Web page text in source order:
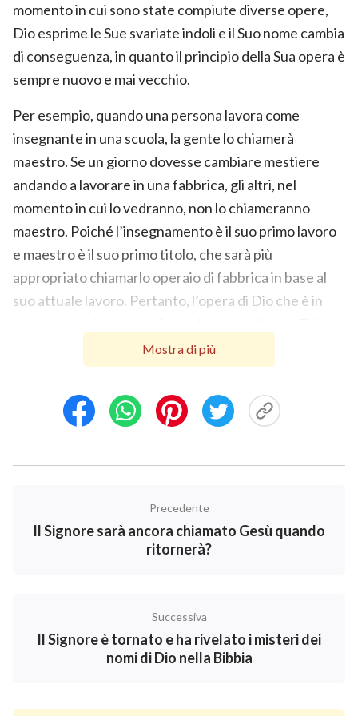
momento in cui sono state compiute diverse opere,
Dio esprime le Sue svariate indoli e il Suo nome cambia
di conseguenza, in quanto il principio della Sua opera è
sempre nuovo e mai vecchio.
Per esempio, quando una persona lavora come
insegnante in una scuola, la gente lo chiamerà
maestro. Se un giorno dovesse cambiare mestiere
andando a lavorare in una fabbrica, gli altri, nel
momento in cui lo vedranno, non lo chiameranno
maestro. Poiché l’insegnamento è il suo primo lavoro
e maestro è il suo primo titolo, che sarà più
appropriato chiamarlo operaio di fabbrica in base al
suo attuale lavoro. Pertanto, l’opera di Dio che è in
ed è ci viene continuamente rivelato. Allo stesso
tempo, il nome di Dio cambia in base alle esigenze
della Sua opera.
Tuttavia, non importa come il nome di Dio cambi, ma la
durante la Mia opera in Israele, e significa il Dio
degli Israeliti (popolo eletto di Dio), che può avere
pieno di saggezza. ‘Gesù’ è l’Emmanuele, e vuol dire
che l’offerta sacrificale per il peccato è piena
d’amore e di compassione, e redime gli uomini. Egli
rappresenta quest’età e può rappresentare
Mostra di più
Precedente
Il Signore sarà ancora chiamato Gesù quando
ritornerà?
Successiva
Il Signore è tornato e ha rivelato i misteri dei
nomi di Dio nella Bibbia